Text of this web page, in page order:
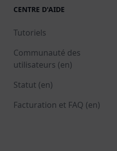
CENTRE D'AIDE
Tutoriels
Communauté des
utilisateurs (en)
Statut (en)
Facturation et FAQ (en)